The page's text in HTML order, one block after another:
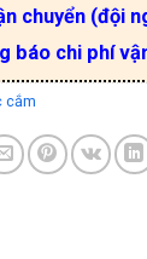
chuyển (đội
báo chi phí
cắm